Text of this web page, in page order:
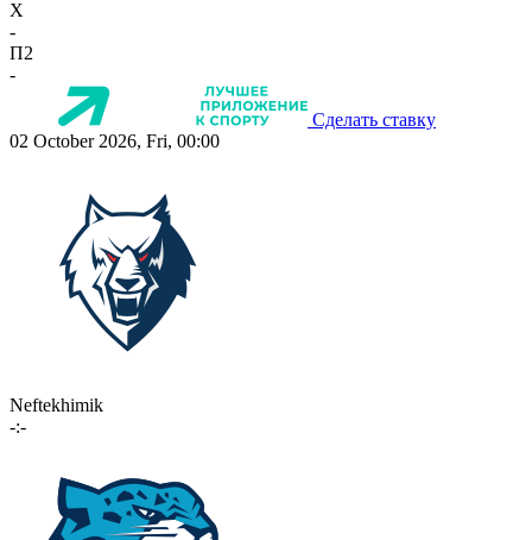
X
-
П2
-
Сделать ставку
02 October 2026, Fri, 00:00
Neftekhimik
-:-